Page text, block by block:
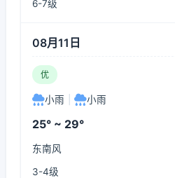
6-7级
08月11日
优
小雨 小雨
25° ~ 29°
东南风
3-4级